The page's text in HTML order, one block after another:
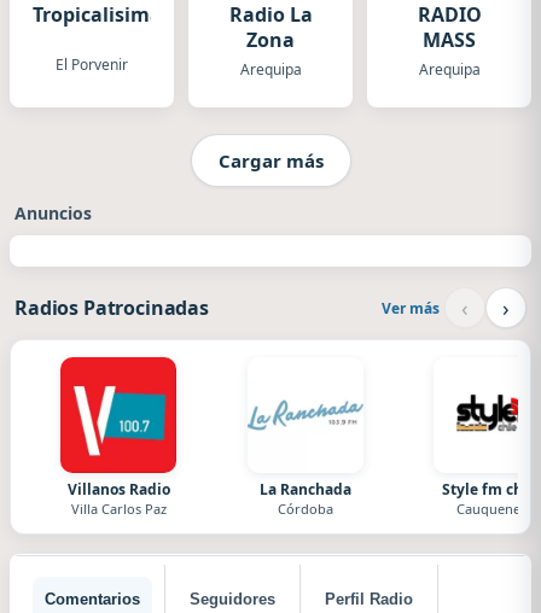
Tropicalisima
El Porvenir
Radio La
Zona
Arequipa
RADIO
MASS
Arequipa
Cargar más
Anuncios
Radios Patrocinadas Ver más ‹ ›
Villanos Radio
Villa Carlos Paz
La Ranchada
Córdoba
Style fm chile
Cauquenes
Comentarios Seguidores Perfil Radio